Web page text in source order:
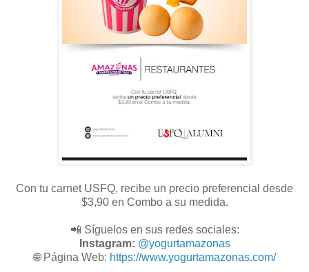
Con tu carnet USFQ, recibe un precio preferencial desde
$3,90 en Combo a su medida.
📲 Síguelos en sus redes sociales:
Instagram: @yogurtamazonas
🌐 Página Web: https://www.yogurtamazonas.com/